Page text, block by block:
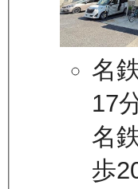
名
17
名
歩